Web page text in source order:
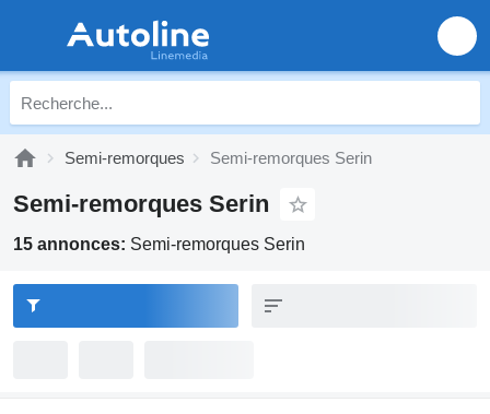
Semi-remorques Semi-remorques Serin
Semi-remorques Serin
15 annonces: Semi-remorques Serin